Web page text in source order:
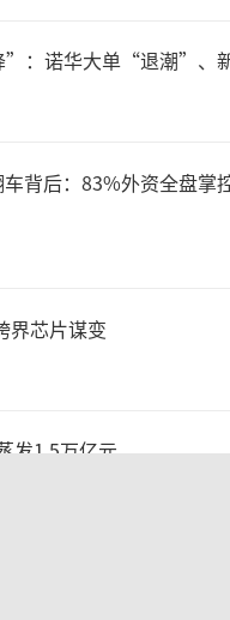
顶，其增
闲零食企
与线下
，线上
下来渠道
会上表
馆，目前
”：诺华大单“退潮”、
背后：83%外资全盘掌
界芯片谋变
发1.5万亿元